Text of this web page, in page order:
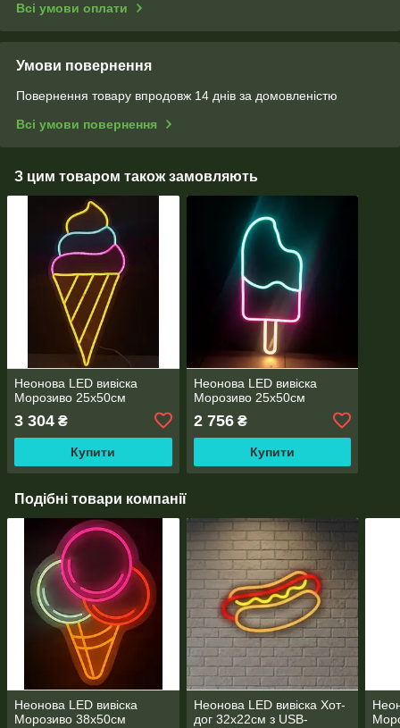
Всі умови оплати
Умови повернення
Повернення товару впродовж 14 днів за домовленістю
Всі умови повернення
З цим товаром також замовляють
Неонова LED вивіска
Морозиво 25х50см
3 304 ₴
Купити
Неонова LED вивіска
Морозиво 25х50см
2 756₴
Купити
Подібні товари компанії
Неонова LED вивіска
Морозиво 38х50см
Неонова LED вивіска Хот-
дог 32х22см з USB-